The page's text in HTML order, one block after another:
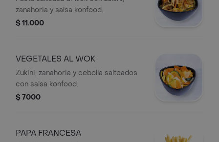
zanahoria y salsa konfood.
$ 11.000
VEGETALES AL WOK
Zukini, zanahoria y cebolla salteados
con salsa konfood.
$ 7000
PAPA FRANCESA